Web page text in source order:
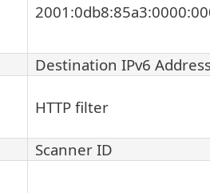
Destination IPv6
HTTP filter
Scanner ID